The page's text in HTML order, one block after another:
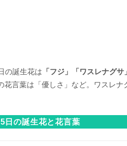
の誕生花は 「フジ」「ワスレナグサ」
花言葉は「優しさ」など。ワスレナ
日の誕生花と花言葉